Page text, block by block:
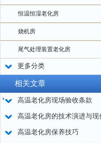
恒温恒湿老化房
烧机房
尾气处理装置老化房
更多分类
相关文章
高温老化房现场验收条款
高温老化房的技术演进与现
高温老化房保养技巧